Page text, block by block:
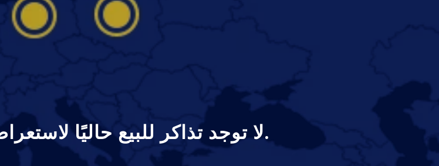
.لا توجد تذاكر للبيع حاليًا